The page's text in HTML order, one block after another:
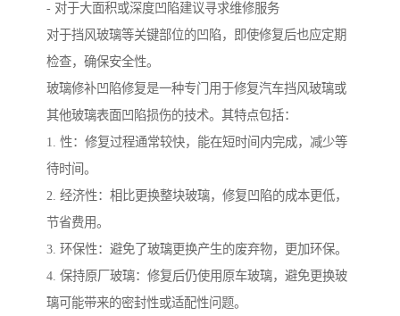
- 对于大面积或深度凹陷建议寻求维修服务
对于挡风玻璃等关键部位的凹陷，即使修复后也应定期
检查，确保安全性。
玻璃修补凹陷修复是一种专门用于修复汽车挡风玻璃或
其他玻璃表面凹陷损伤的技术。其特点包括：
1. 性：修复过程通常较快，能在短时间内完成，减少等
待时间。
2. 经济性：相比更换整块玻璃，修复凹陷的成本更低，
节省费用。
3. 环保性：避免了玻璃更换产生的废弃物，更加环保。
4. 保持原厂玻璃：修复后仍使用原车玻璃，避免更换玻
璃可能带来的密封性或适配性问题。